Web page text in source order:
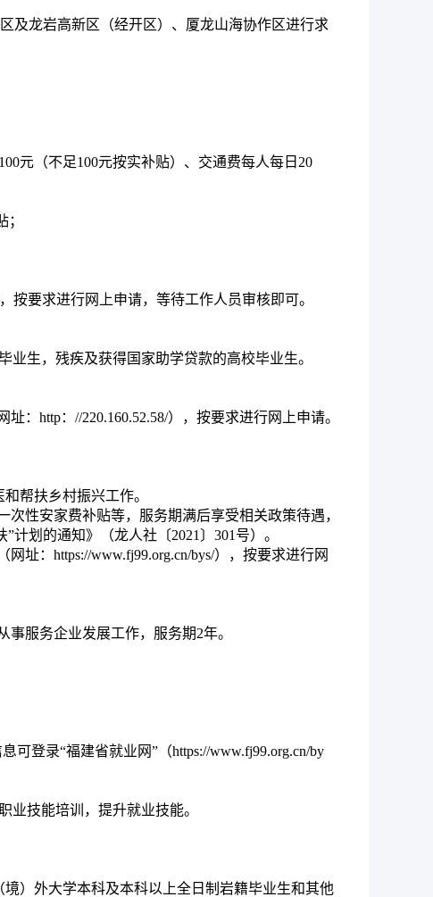
及龙岩高新区（经开区）、厦龙山海协作区进行求
元（不足100元按实补贴）、交通费每人每日20
按要求进行网上申请，等待工作人员审核即可。
生，残疾及获得国家助学贷款的高校毕业生。
：http：//220.160.52.58/），按要求进行网上申请。
帮扶乡村振兴工作。
性安家费补贴等，服务期满后享受相关政策待遇，
划的通知》（龙人社〔2021〕301号）。
址：https://www.fj99.org.cn/bys/），按要求进行网
服务企业发展工作，服务期2年。
登录“福建省就业网”（https://www.fj99.org.cn/by
技能培训，提升就业技能。
）外大学本科及本科以上全日制岩籍毕业生和其他